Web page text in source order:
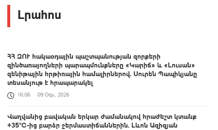
Լրահոս
ՀՀ ԶՈՒ հակաօդային պաշտպանության զորքերի
զինծառայողների պարապմունքները «Կարիճ» և «Լուսան»
զենիթային հրթիռային համալիրներով. Սուրեն Պապիկյանը
տեսանյութ է հրապարակել
16:06 09 Օգս, 2026
Վաղվանից բավական երկար ժամանակով հրաժեշտ կտանք
+35°C-ից բարձր ջերմաստիճաններին. Լևոն Ազիզյան